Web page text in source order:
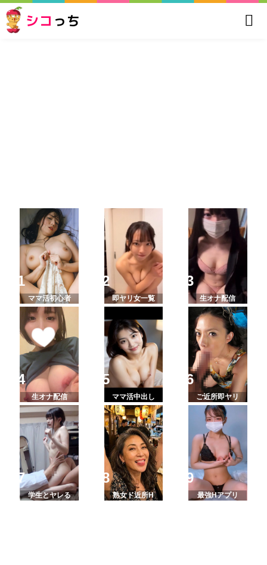
シコ っち
ママ活初心者 即ヤリ女一覧 生オナ配信
生オナ配信 ママ活中出し ご近所即ヤリ
学生とヤレる 熟女ド近所H 最強Hアプリ